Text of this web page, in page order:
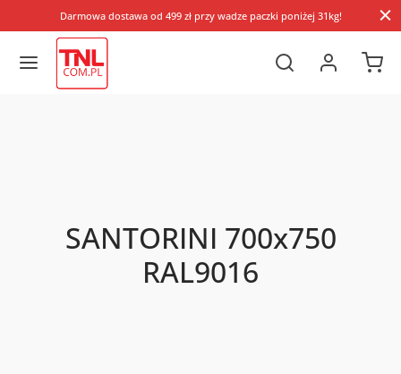
Darmowa dostawa od 499 zł przy wadze paczki poniżej 31kg!
SANTORINI 700x750
RAL9016